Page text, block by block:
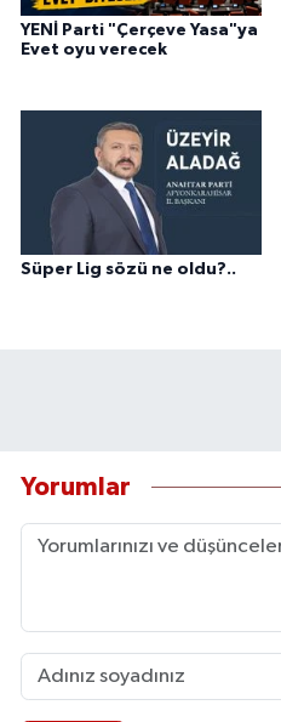
YENİ Parti "Çerçeve Yasa"ya
Evet oyu verecek
Süper Lig sözü ne oldu?..
Yorumlar